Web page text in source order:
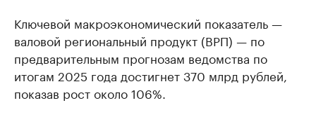
Ключевой макроэкономический показатель —
валовой региональный продукт (ВРП) — по
предварительным прогнозам ведомства по
итогам 2025 года достигнет 370 млрд рублей,
показав рост около 106%.